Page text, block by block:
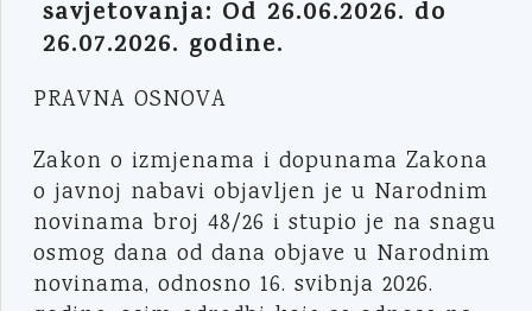
savjetovanja: Od 26.06.2026. do
26.07.2026. godine.
PRAVNA OSNOVA
Zakon o izmjenama i dopunama Zakona
o javnoj nabavi objavljen je u Narodnim
novinama broj 48/26 i stupio je na snagu
osmog dana od dana objave u Narodnim
novinama, odnosno 16. svibnja 2026.